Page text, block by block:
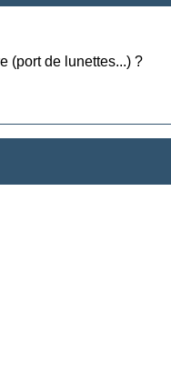
(port de lunettes...) ?